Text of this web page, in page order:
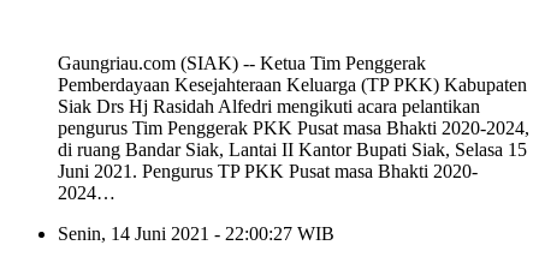
Gaungriau.com (SIAK) -- Ketua Tim Penggerak
Pemberdayaan Kesejahteraan Keluarga (TP PKK) Kabupaten
Siak Drs Hj Rasidah Alfedri mengikuti acara pelantikan
pengurus Tim Penggerak PKK Pusat masa Bhakti 2020-2024,
di ruang Bandar Siak, Lantai II Kantor Bupati Siak, Selasa 15
Juni 2021. Pengurus TP PKK Pusat masa Bhakti 2020-
2024…
Senin, 14 Juni 2021 - 22:00:27 WIB